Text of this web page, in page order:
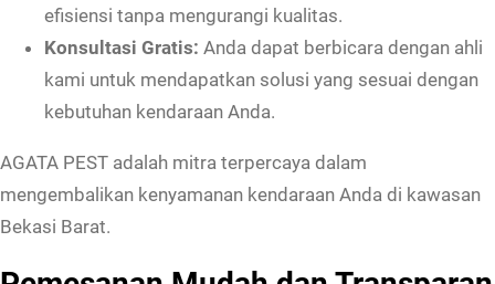
efisiensi tanpa mengurangi kualitas.
Konsultasi Gratis: Anda dapat berbicara dengan ahli
kami untuk mendapatkan solusi yang sesuai dengan
kebutuhan kendaraan Anda.
AGATA PEST adalah mitra terpercaya dalam
mengembalikan kenyamanan kendaraan Anda di kawasan
Bekasi Barat.